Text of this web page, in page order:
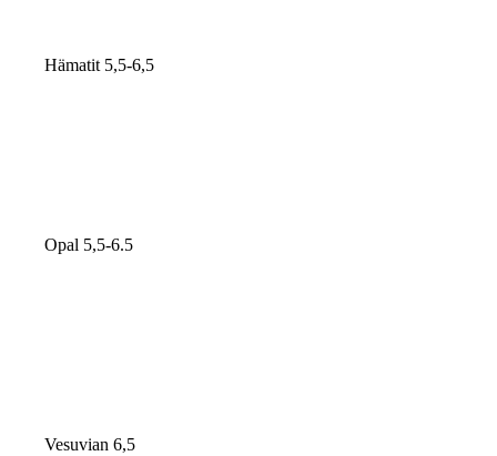
Hämatit 5,5-6,5
Opal 5,5-6.5
Vesuvian 6,5